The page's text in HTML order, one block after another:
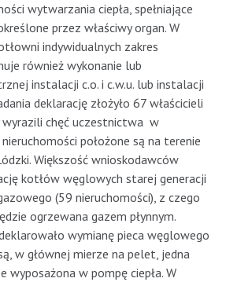
wytwarzania ciepła, spełniające
przez właściwy organ. W
indywidualnych zakres
również wykonanie lub
instalacji c.o. i c.w.u. lub instalacji
deklarację złożyło 67 właścicieli
wyrazili chęć uczestnictwa w
położone są na terenie
Większość wnioskodawców
kotłów węglowych starej generacji
(59 nieruchomości), z czego
ogrzewana gazem płynnym.
wymianę pieca węglowego
w głównej mierze na pelet, jedna
wyposażona w pompę ciepła. W